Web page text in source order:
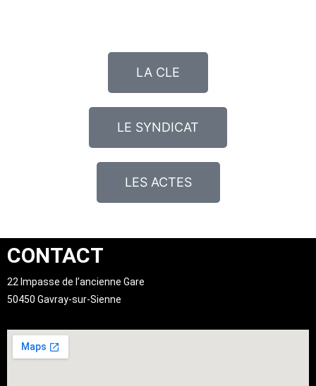
LA CLE
LE SYNDICAT
LES ACTES
CONTACT
22 Impasse de l’ancienne Gare
50450 Gavray-sur-Sienne